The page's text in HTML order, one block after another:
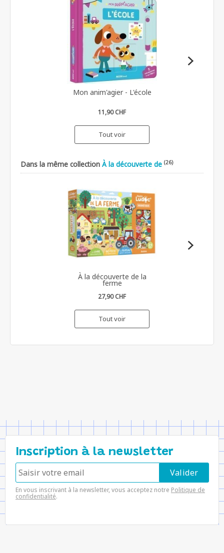
Mon anim'agier - L'école
11,90 CHF
Tout voir
Dans la même collection À la découverte de (26)
À la découverte de la
ferme
27,90 CHF
Tout voir
Inscription à la newsletter
En vous inscrivant à la newsletter, vous acceptez notre Politique de
confidentialité.